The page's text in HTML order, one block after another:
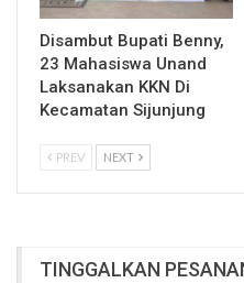
Disambut Bupati Benny,
23 Mahasiswa Unand
Laksanakan KKN Di
Kecamatan Sijunjung
PREV NEXT
TINGGALKAN